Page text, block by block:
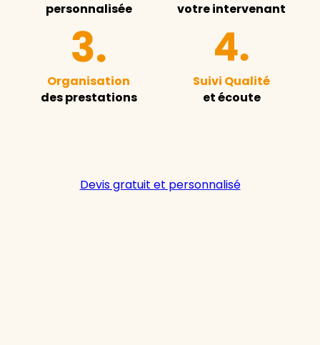
personnalisée
votre intervenant
Organisation
des prestations
Suivi Qualité
et écoute
Devis gratuit et personnalisé